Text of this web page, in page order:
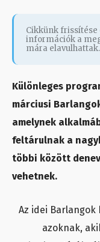
Cikkünk frissítése
információk a
mára elavulhattak.
Különleges
márciusi
amelynek
feltárulnak a
többi között
vehetnek.
Az idei
azoknak,